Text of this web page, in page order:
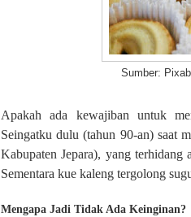
Sumber:
Apakah ada kewajiban untuk
Seingatku dulu (tahun 90-an) saat
Kabupaten Jepara), yang terhidang
Sementara kue kaleng tergolong
Mengapa Jadi Tidak Ada Keinginan?